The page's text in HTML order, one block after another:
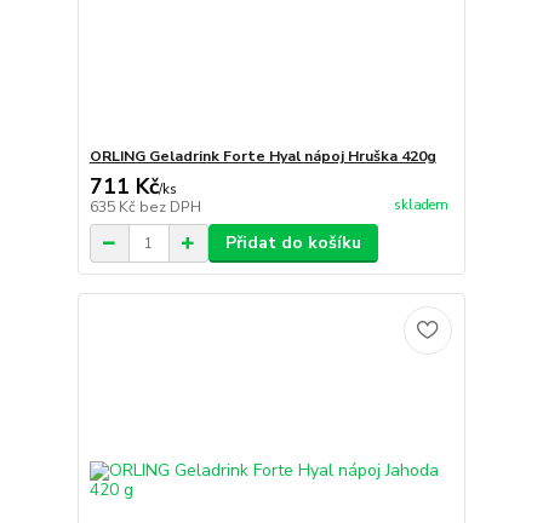
ORLING Geladrink Forte Hyal nápoj Hruška 420g
711 Kč/ks
635 Kč bez DPH skladem
Přidat do košíku